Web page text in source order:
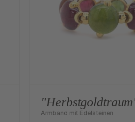
Armband mit Edelsteinen